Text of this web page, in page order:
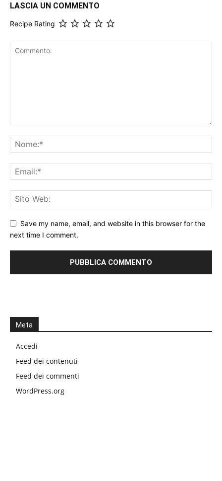
LASCIA UN COMMENTO
Recipe Rating
Save my name, email, and website in this browser for the
next time I comment.
Meta
Accedi
Feed dei contenuti
Feed dei commenti
WordPress.org